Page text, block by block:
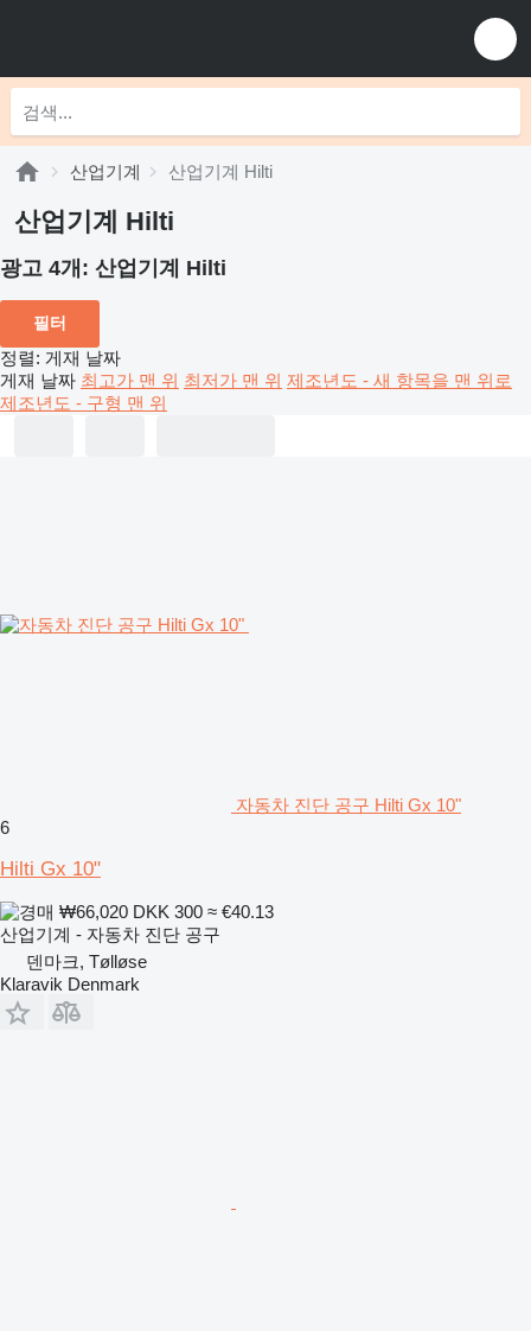
산업기계 산업기계 Hilti
산업기계 Hilti
광고 4개: 산업기계 Hilti
필터
정렬: 게재 날짜
게재 날짜 최고가 맨 위 최저가 맨 위 제조년도 - 새 항목을 맨 위로
제조년도 - 구형 맨 위
자동차 진단 공구 Hilti Gx 10"
6
Hilti Gx 10"
₩66,020 DKK 300 ≈ €40.13
산업기계 - 자동차 진단 공구
덴마크, Tølløse
Klaravik Denmark